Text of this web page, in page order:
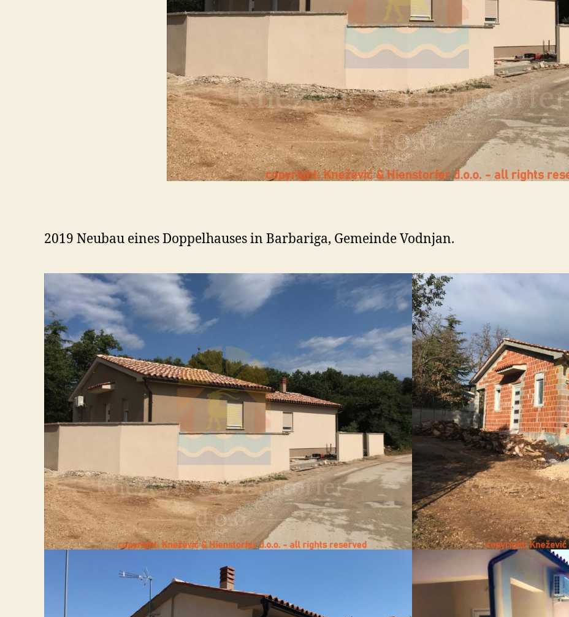
2019 Neubau eines Doppelhauses in Barbariga, Gemeinde Vodnjan.